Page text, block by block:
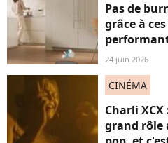
Pas de
grâce à
24 juin 2026
CINÉMA
Charli
grand rôle